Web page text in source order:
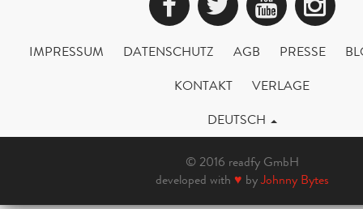
IMPRESSUM DATENSCHUTZ AGB PRESSE
KONTAKT
VERLAGE
DEUTSCH
© 2016 readfy GmbH
developed with ♥ byJohnny Bytes